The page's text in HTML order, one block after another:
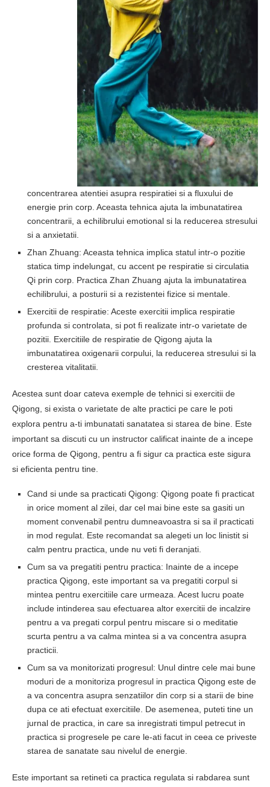
concentrarea atentiei asupra respiratiei si a fluxului de
energie prin corp. Aceasta tehnica ajuta la imbunatatirea
concentrarii, a echilibrului emotional si la reducerea stresului
si a anxietatii.
Zhan Zhuang: Aceasta tehnica implica statul intr-o pozitie
statica timp indelungat, cu accent pe respiratie si circulatia
Qi prin corp. Practica Zhan Zhuang ajuta la imbunatatirea
echilibrului, a posturii si a rezistentei fizice si mentale.
Exercitii de respiratie: Aceste exercitii implica respiratie
profunda si controlata, si pot fi realizate intr-o varietate de
pozitii. Exercitiile de respiratie de Qigong ajuta la
imbunatatirea oxigenarii corpului, la reducerea stresului si la
cresterea vitalitatii.
Acestea sunt doar cateva exemple de tehnici si exercitii de
Qigong, si exista o varietate de alte practici pe care le poti
explora pentru a-ti imbunatati sanatatea si starea de bine. Este
important sa discuti cu un instructor calificat inainte de a incepe
orice forma de Qigong, pentru a fi sigur ca practica este sigura
si eficienta pentru tine.
Cand si unde sa practicati Qigong: Qigong poate fi practicat
in orice moment al zilei, dar cel mai bine este sa gasiti un
moment convenabil pentru dumneavoastra si sa il practicati
in mod regulat. Este recomandat sa alegeti un loc linistit si
calm pentru practica, unde nu veti fi deranjati.
Cum sa va pregatiti pentru practica: Inainte de a incepe
practica Qigong, este important sa va pregatiti corpul si
mintea pentru exercitiile care urmeaza. Acest lucru poate
include intinderea sau efectuarea altor exercitii de incalzire
pentru a va pregati corpul pentru miscare si o meditatie
scurta pentru a va calma mintea si a va concentra asupra
practicii.
Cum sa va monitorizati progresul: Unul dintre cele mai bune
moduri de a monitoriza progresul in practica Qigong este de
a va concentra asupra senzatiilor din corp si a starii de bine
dupa ce ati efectuat exercitiile. De asemenea, puteti tine un
jurnal de practica, in care sa inregistrati timpul petrecut in
practica si progresele pe care le-ati facut in ceea ce priveste
starea de sanatate sau nivelul de energie.
Este important sa retineti ca practica regulata si rabdarea sunt